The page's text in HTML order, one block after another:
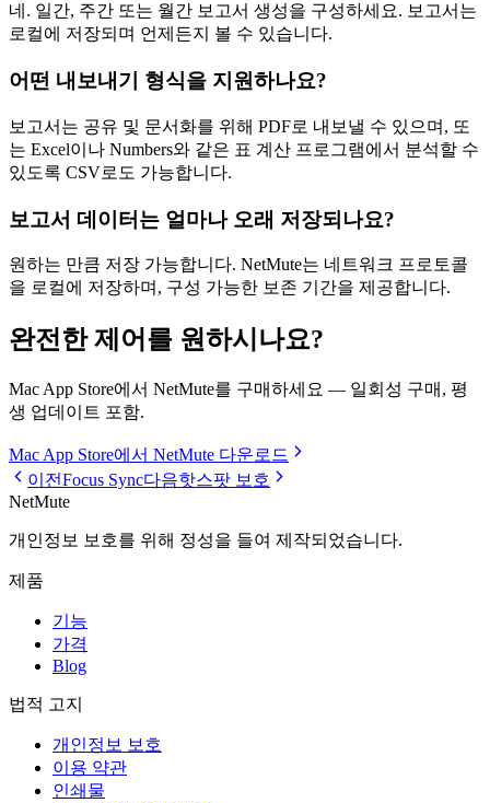
네. 일간, 주간 또는 월간 보고서 생성을 구성하세요. 보고서는
로컬에 저장되며 언제든지 볼 수 있습니다.
어떤 내보내기 형식을 지원하나요?
보고서는 공유 및 문서화를 위해 PDF로 내보낼 수 있으며, 또
는 Excel이나 Numbers와 같은 표 계산 프로그램에서 분석할 수
있도록 CSV로도 가능합니다.
보고서 데이터는 얼마나 오래 저장되나요?
원하는 만큼 저장 가능합니다. NetMute는 네트워크 프로토콜
을 로컬에 저장하며, 구성 가능한 보존 기간을 제공합니다.
완전한 제어를 원하시나요?
Mac App Store에서 NetMute를 구매하세요 — 일회성 구매, 평
생 업데이트 포함.
Mac App Store에서 NetMute 다운로드
이전Focus Sync다음핫스팟 보호
NetMute
개인정보 보호를 위해 정성을 들여 제작되었습니다.
제품
기능
가격
Blog
법적 고지
개인정보 보호
이용 약관
인쇄물